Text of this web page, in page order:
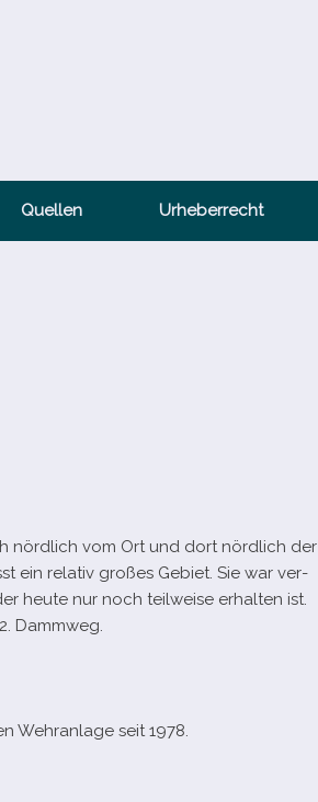
Quellen Urheberrecht
nörd­lich vom Ort und dort nörd­lich der
ein rela­tiv gro­ßes Gebiet. Sie war ver­
heute nur noch teil­weise erhal­ten ist.
Dammweg.
Wehranlage seit 1978.